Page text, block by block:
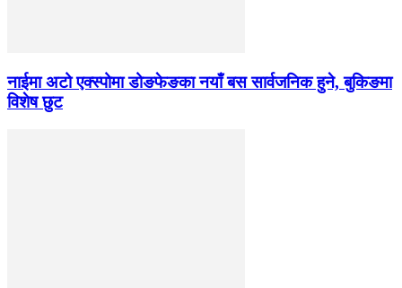
नाईमा अटो एक्स्पोमा डोङफेङका नयाँ बस सार्वजनिक हुने, बुकिङमा
विशेष छुट